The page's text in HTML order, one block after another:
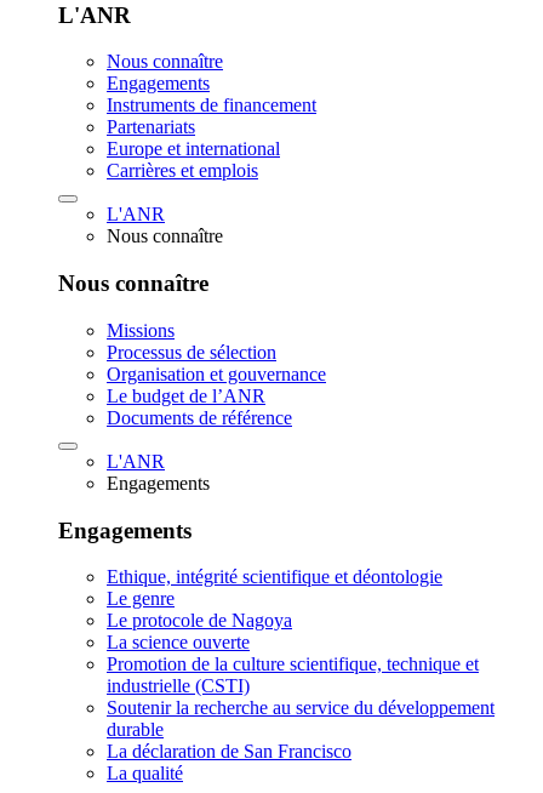
L'ANR
Nous connaître
Engagements
Instruments de financement
Partenariats
Europe et international
Carrières et emplois
L'ANR
Nous connaître
Nous connaître
Missions
Processus de sélection
Organisation et gouvernance
Le budget de l’ANR
Documents de référence
L'ANR
Engagements
Engagements
Ethique, intégrité scientifique et déontologie
Le genre
Le protocole de Nagoya
La science ouverte
Promotion de la culture scientifique, technique et
industrielle (CSTI)
Soutenir la recherche au service du développement
durable
La déclaration de San Francisco
La qualité